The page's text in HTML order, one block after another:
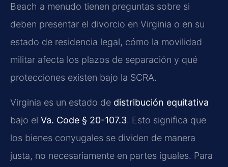
Beach a menudo tienen preguntas sobre si
deben presentar el divorcio en Virginia o en su
estado de residencia legal, cómo la movilidad
militar afecta los plazos de separación y qué
protecciones existen bajo la SCRA.
Virginia es un estado de distribución equitativa
bajo el Va. Code § 20-107.3. Esto significa que
los bienes conyugales se dividen de manera
justa, no necesariamente en partes iguales. Para